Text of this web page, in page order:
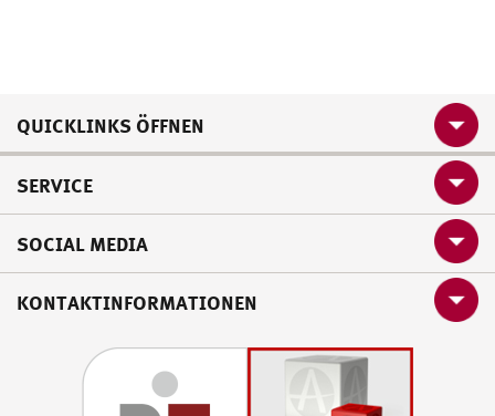
QUICKLINKS ÖFFNEN
SERVICE
SOCIAL MEDIA
KONTAKTINFORMATIONEN